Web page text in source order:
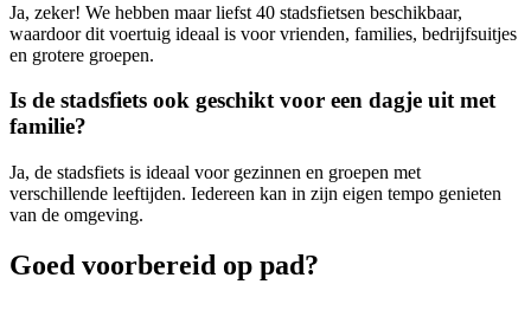
Ja, zeker! We hebben maar liefst 40 stadsfietsen beschikbaar,
waardoor dit voertuig ideaal is voor vrienden, families, bedrijfsuitjes
en grotere groepen.
Is de stadsfiets ook geschikt voor een dagje uit met
familie?
Ja, de stadsfiets is ideaal voor gezinnen en groepen met
verschillende leeftijden. Iedereen kan in zijn eigen tempo genieten
van de omgeving.
Goed voorbereid op pad?